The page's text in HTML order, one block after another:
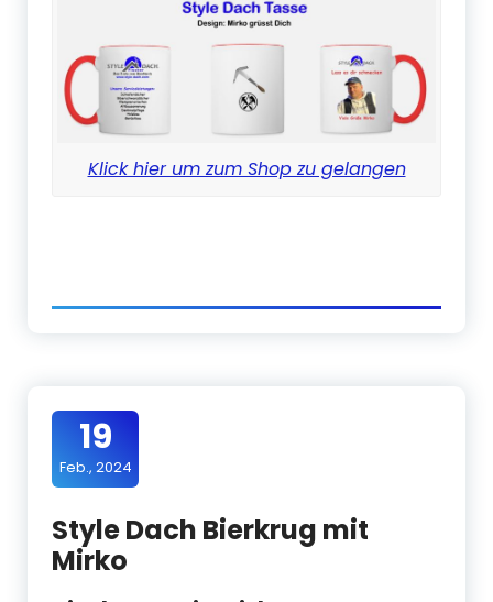
Klick hier um zum Shop zu gelangen
19
Feb., 2024
Style Dach Bierkrug mit
Mirko